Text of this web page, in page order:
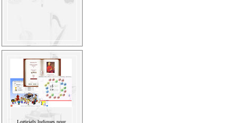
Logiciels ludiques pour